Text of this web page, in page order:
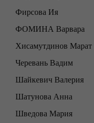
Фирсова Ия
ФОМИНА Варвара
Хисамутдинов Марат
Черевань Вадим
Шайкевич Валерия
Шатунова Анна
Шведова Мария